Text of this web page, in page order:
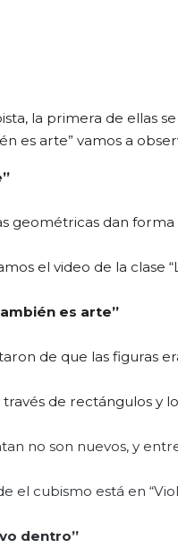
la primera de ellas se
es arte” vamos a
geométricas dan forma
el video de la clase
es arte”
de que las figuras
de rectángulos y
no son nuevos, y
el cubismo está en
dentro”